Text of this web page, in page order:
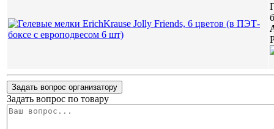
Задать вопрос организатору
Задать вопрос по товару